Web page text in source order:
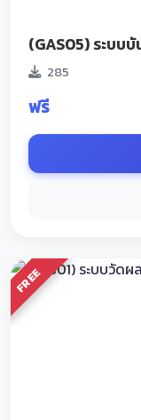
285
ฟรี
FREE